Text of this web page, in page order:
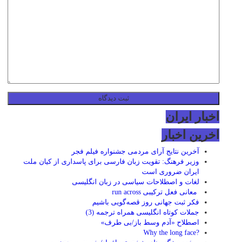
اخبار ایران
اخرین اخبار
آخرین نتایج آرای مردمی جشنواره فیلم فجر
وزیر فرهنگ: تقویت زبان فارسی برای پاسداری از کیان ملت
ایران ضروری است
لغات و اصطلاحات سیاسی در زبان انگلیسی
معانی فعل ترکیبی run across
فکر ثبت جهانی روز قصه‌گویی باشیم
جملات کوتاه انگلیسی همراه ترجمه (3)
اصطلاح «آدم وسط باز/بی طرف»
?Why the long face